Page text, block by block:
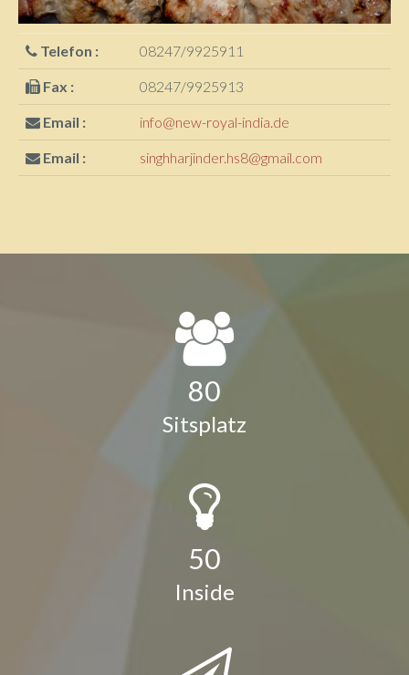
Telefon : 08247/9925911
Fax : 08247/9925913
Email : info@new-royal-india.de
Email : singhharjinder.hs8@gmail.com
80
Sitsplatz
50
Inside